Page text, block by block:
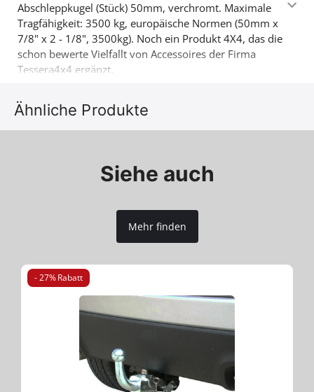
Abschleppkugel (Stück) 50mm, verchromt. Maximale
Tragfähigkeit: 3500 kg, europäische Normen (50mm x
7/8" x 2 - 1/8", 3500kg). Noch ein Produkt 4X4, das die
schon bewerte Vielfallt von Accessoires der Firma
Tessera4x4 ergänzt.
Ähnliche Produkte
Siehe auch
Mehr finden
- 27% Rabatt